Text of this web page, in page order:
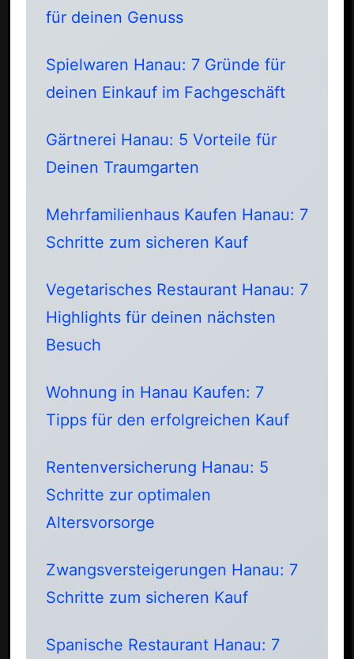
für deinen Genuss
Spielwaren Hanau: 7 Gründe für
deinen Einkauf im Fachgeschäft
Gärtnerei Hanau: 5 Vorteile für
Deinen Traumgarten
Mehrfamilienhaus Kaufen Hanau: 7
Schritte zum sicheren Kauf
Vegetarisches Restaurant Hanau: 7
Highlights für deinen nächsten
Besuch
Wohnung in Hanau Kaufen: 7
Tipps für den erfolgreichen Kauf
Rentenversicherung Hanau: 5
Schritte zur optimalen
Altersvorsorge
Zwangsversteigerungen Hanau: 7
Schritte zum sicheren Kauf
Spanische Restaurant Hanau: 7